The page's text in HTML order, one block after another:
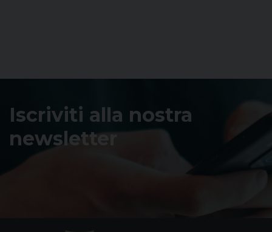
Iscriviti alla nostra
newsletter